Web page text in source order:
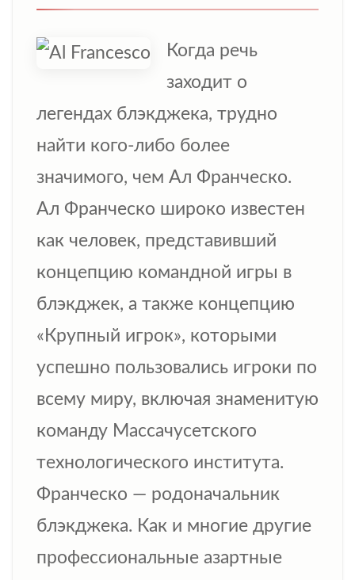
Когда речь
заходит о
легендах блэкджека, трудно
найти кого-либо более
значимого, чем Ал Франческо.
Ал Франческо широко известен
как человек, представивший
концепцию командной игры в
блэкджек, а также концепцию
«Крупный игрок», которыми
успешно пользовались игроки по
всему миру, включая знаменитую
команду Массачусетского
технологического института.
Франческо — родоначальник
блэкджека. Как и многие другие
профессиональные азартные